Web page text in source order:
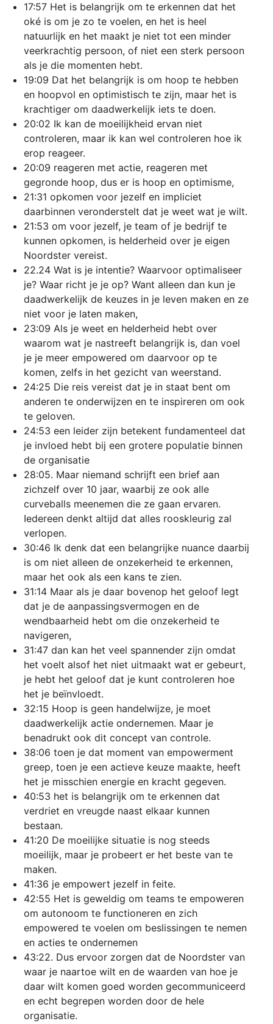
17:57 Het is belangrijk om te erkennen dat het
oké is om je zo te voelen, en het is heel
natuurlijk en het maakt je niet tot een minder
veerkrachtig persoon, of niet een sterk persoon
als je die momenten hebt.
19:09 Dat het belangrijk is om hoop te hebben
en hoopvol en optimistisch te zijn, maar het is
krachtiger om daadwerkelijk iets te doen.
20:02 Ik kan de moeilijkheid ervan niet
controleren, maar ik kan wel controleren hoe ik
erop reageer.
20:09 reageren met actie, reageren met
gegronde hoop, dus er is hoop en optimisme,
21:31 opkomen voor jezelf en impliciet
daarbinnen veronderstelt dat je weet wat je wilt.
21:53 om voor jezelf, je team of je bedrijf te
kunnen opkomen, is helderheid over je eigen
Noordster vereist.
22.24 Wat is je intentie? Waarvoor optimaliseer
je? Waar richt je je op? Want alleen dan kun je
daadwerkelijk de keuzes in je leven maken en ze
niet voor je laten maken,
23:09 Als je weet en helderheid hebt over
waarom wat je nastreeft belangrijk is, dan voel
je je meer empowered om daarvoor op te
komen, zelfs in het gezicht van weerstand.
24:25 Die reis vereist dat je in staat bent om
anderen te onderwijzen en te inspireren om ook
te geloven.
24:53 een leider zijn betekent fundamenteel dat
je invloed hebt bij een grotere populatie binnen
de organisatie
28:05. Maar niemand schrijft een brief aan
zichzelf over 10 jaar, waarbij ze ook alle
curveballs meenemen die ze gaan ervaren.
Iedereen denkt altijd dat alles rooskleurig zal
verlopen.
30:46 Ik denk dat een belangrijke nuance daarbij
is om niet alleen de onzekerheid te erkennen,
maar het ook als een kans te zien.
31:14 Maar als je daar bovenop het geloof legt
dat je de aanpassingsvermogen en de
wendbaarheid hebt om die onzekerheid te
navigeren,
31:47 dan kan het veel spannender zijn omdat
het voelt alsof het niet uitmaakt wat er gebeurt,
je hebt het geloof dat je kunt controleren hoe
het je beïnvloedt.
32:15 Hoop is geen handelwijze, je moet
daadwerkelijk actie ondernemen. Maar je
benadrukt ook dit concept van controle.
38:06 toen je dat moment van empowerment
greep, toen je een actieve keuze maakte, heeft
het je misschien energie en kracht gegeven.
40:53 het is belangrijk om te erkennen dat
verdriet en vreugde naast elkaar kunnen
bestaan.
41:20 De moeilijke situatie is nog steeds
moeilijk, maar je probeert er het beste van te
maken.
41:36 je empowert jezelf in feite.
42:55 Het is geweldig om teams te empoweren
om autonoom te functioneren en zich
empowered te voelen om beslissingen te nemen
en acties te ondernemen
43:22. Dus ervoor zorgen dat de Noordster van
waar je naartoe wilt en de waarden van hoe je
daar wilt komen goed worden gecommuniceerd
en echt begrepen worden door de hele
organisatie.